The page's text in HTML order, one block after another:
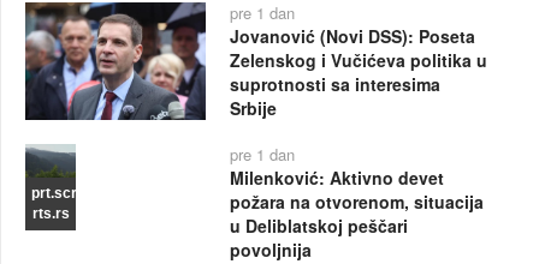
pre 1 dan
Jovanović (Novi DSS): Poseta
Zelenskog i Vučićeva politika u
suprotnosti sa interesima
Srbije
prt.scr
rts.rs
pre 1 dan
Milenković: Aktivno devet
požara na otvorenom, situacija
u Deliblatskoj peščari
povoljnija